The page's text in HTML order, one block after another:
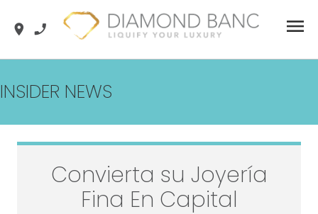
content
location_on phone_enabled menu
INSIDER NEWS
Convierta su Joyería
Fina En Capital